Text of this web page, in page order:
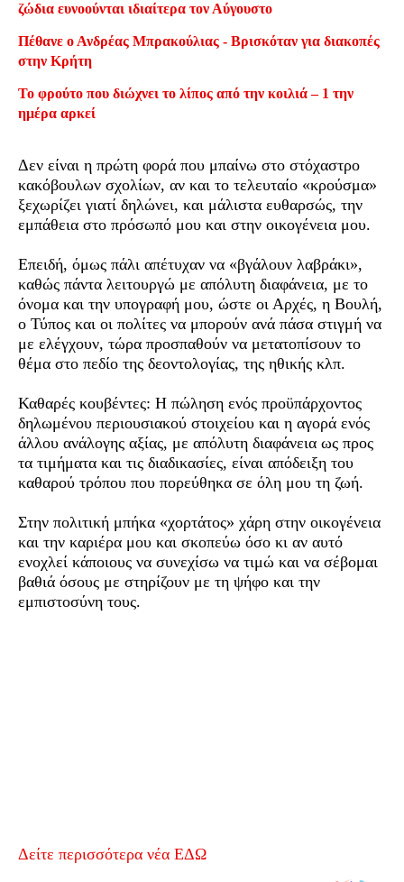
ζώδια ευνοούνται ιδιαίτερα τον Αύγουστο
Πέθανε ο Ανδρέας Μπρακούλιας - Βρισκόταν για διακοπές
στην Κρήτη
Το φρούτο που διώχνει το λίπος από την κοιλιά – 1 την
ημέρα αρκεί
Δεν είναι η πρώτη φορά που μπαίνω στο στόχαστρο
κακόβουλων σχολίων, αν και το τελευταίο «κρούσμα»
ξεχωρίζει γιατί δηλώνει, και μάλιστα ευθαρσώς, την
εμπάθεια στο πρόσωπό μου και στην οικογένεια μου.
Επειδή, όμως πάλι απέτυχαν να «βγάλουν λαβράκι»,
καθώς πάντα λειτουργώ με απόλυτη διαφάνεια, με το
όνομα και την υπογραφή μου, ώστε οι Αρχές, η Βουλή,
ο Τύπος και οι πολίτες να μπορούν ανά πάσα στιγμή να
με ελέγχουν, τώρα προσπαθούν να μετατοπίσουν το
θέμα στο πεδίο της δεοντολογίας, της ηθικής κλπ.
Καθαρές κουβέντες: Η πώληση ενός προϋπάρχοντος
δηλωμένου περιουσιακού στοιχείου και η αγορά ενός
άλλου ανάλογης αξίας, με απόλυτη διαφάνεια ως προς
τα τιμήματα και τις διαδικασίες, είναι απόδειξη του
καθαρού τρόπου που πορεύθηκα σε όλη μου τη ζωή.
Στην πολιτική μπήκα «χορτάτος» χάρη στην οικογένεια
και την καριέρα μου και σκοπεύω όσο κι αν αυτό
ενοχλεί κάποιους να συνεχίσω να τιμώ και να σέβομαι
βαθιά όσους με στηρίζουν με τη ψήφο και την
εμπιστοσύνη τους.
Δείτε περισσότερα νέα ΕΔΩ